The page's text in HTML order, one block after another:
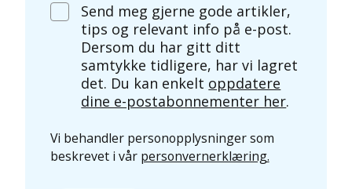
Send meg gjerne gode artikler,
tips og relevant info på e-post.
Dersom du har gitt ditt
samtykke tidligere, har vi lagret
det. Du kan enkelt oppdatere
dine e-postabonnementer her.
Vi behandler personopplysninger som
beskrevet i vår personvernerklæring.